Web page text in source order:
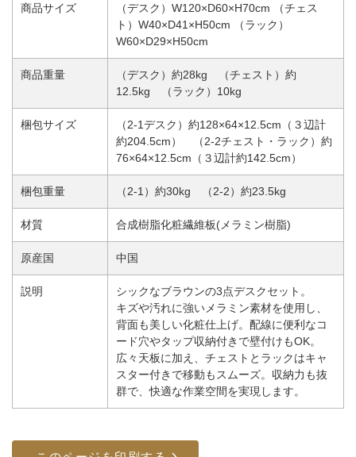
商品サイズ
（デスク）W120×D60×H70cm （チェス
ト）W40×D41×H50cm （ラック）
W60×D29×H50cm
商品重量
（デスク）約28kg （チェスト）約
12.5kg （ラック）10kg
梱包サイズ
（2-1デスク）約128×64×12.5cm（３辺計
約204.5cm） （2-2チェスト・ラック）約
76×64×12.5cm（３辺計約142.5cm）
梱包重量 （2-1）約30kg （2-2）約23.5kg
材質 合成樹脂化粧繊維板(メラミン樹脂)
原産国 中国
説明
シックなブラウンの3点デスクセット。
キズや汚れに強いメラミン素材を使用し、
背面も美しい化粧仕上げ。配線に便利なコ
ード穴やタップ収納付きで壁付けもOK。
広々天板に加え、チェストとラックはキャ
スター付きで移動もスムーズ。収納力も抜
群で、快適な作業空間を実現します。